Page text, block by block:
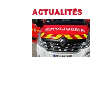
ACTUALITÉS